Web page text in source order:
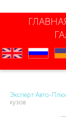
en ru
Эксперт Авто-
кузов